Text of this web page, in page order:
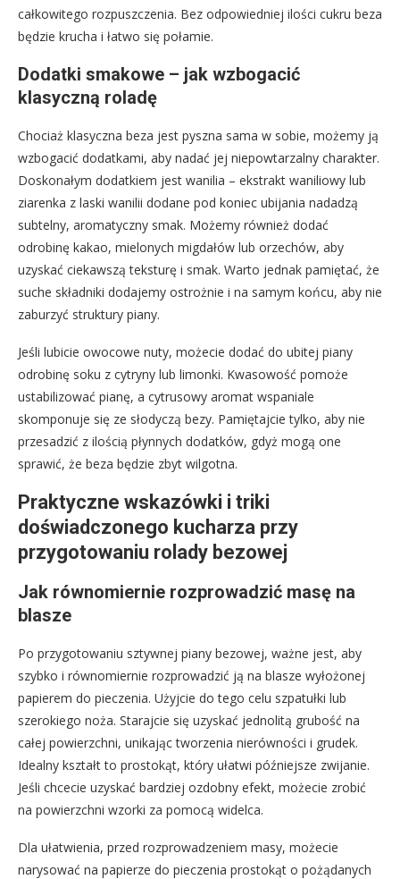
całkowitego rozpuszczenia. Bez odpowiedniej ilości cukru beza
będzie krucha i łatwo się połamie.
Dodatki smakowe – jak wzbogacić
klasyczną roladę
Chociaż klasyczna beza jest pyszna sama w sobie, możemy ją
wzbogacić dodatkami, aby nadać jej niepowtarzalny charakter.
Doskonałym dodatkiem jest wanilia – ekstrakt waniliowy lub
ziarenka z laski wanilii dodane pod koniec ubijania nadadzą
subtelny, aromatyczny smak. Możemy również dodać
odrobinę kakao, mielonych migdałów lub orzechów, aby
uzyskać ciekawszą teksturę i smak. Warto jednak pamiętać, że
suche składniki dodajemy ostrożnie i na samym końcu, aby nie
zaburzyć struktury piany.
Jeśli lubicie owocowe nuty, możecie dodać do ubitej piany
odrobinę soku z cytryny lub limonki. Kwasowość pomoże
ustabilizować pianę, a cytrusowy aromat wspaniale
skomponuje się ze słodyczą bezy. Pamiętajcie tylko, aby nie
przesadzić z ilością płynnych dodatków, gdyż mogą one
sprawić, że beza będzie zbyt wilgotna.
Praktyczne wskazówki i triki
doświadczonego kucharza przy
przygotowaniu rolady bezowej
Jak równomiernie rozprowadzić masę na
blasze
Po przygotowaniu sztywnej piany bezowej, ważne jest, aby
szybko i równomiernie rozprowadzić ją na blasze wyłożonej
papierem do pieczenia. Użyjcie do tego celu szpatułki lub
szerokiego noża. Starajcie się uzyskać jednolitą grubość na
całej powierzchni, unikając tworzenia nierówności i grudek.
Idealny kształt to prostokąt, który ułatwi późniejsze zwijanie.
Jeśli chcecie uzyskać bardziej ozdobny efekt, możecie zrobić
na powierzchni wzorki za pomocą widelca.
Dla ułatwienia, przed rozprowadzeniem masy, możecie
narysować na papierze do pieczenia prostokąt o pożądanych